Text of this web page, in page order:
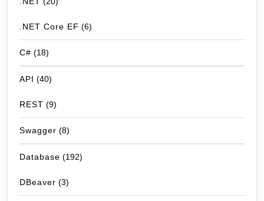
.NET Core EF (6)
C# (18)
API (40)
REST (9)
Swagger (8)
Database (192)
DBeaver (3)